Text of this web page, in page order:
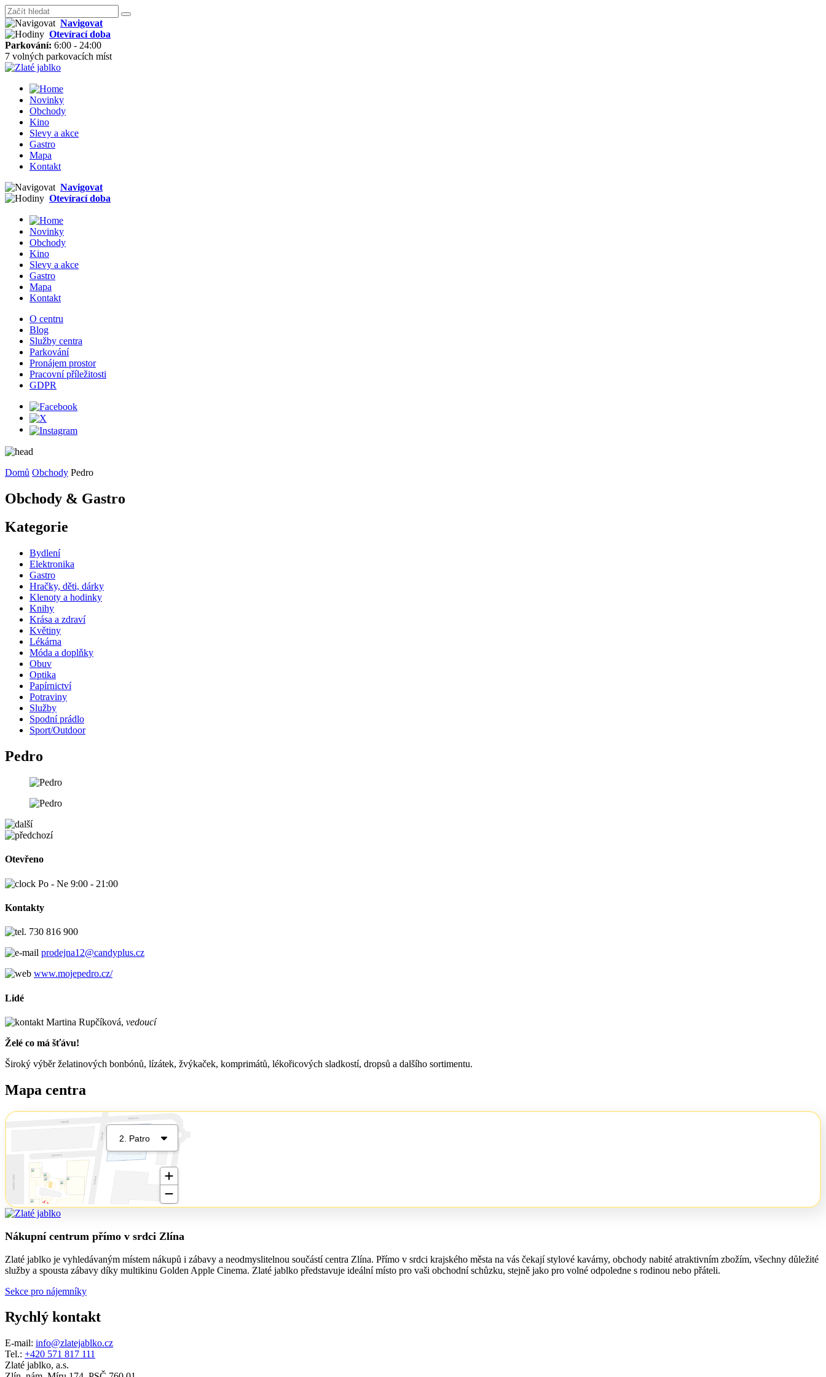
Navigovat
Otevírací doba
Parkování: 6:00 - 24:00
7 volných parkovacích míst
Novinky
Obchody
Kino
Slevy a akce
Gastro
Mapa
Kontakt
Navigovat
Otevírací doba
Novinky
Obchody
Kino
Slevy a akce
Gastro
Mapa
Kontakt
O centru
Blog
Služby centra
Parkování
Pronájem prostor
Pracovní příležitosti
GDPR
Domů Obchody Pedro
Obchody & Gastro
Kategorie
Bydlení
Elektronika
Gastro
Hračky, děti, dárky
Klenoty a hodinky
Knihy
Krása a zdraví
Květiny
Lékárna
Móda a doplňky
Obuv
Optika
Papírnictví
Potraviny
Služby
Spodní prádlo
Sport/Outdoor
Pedro
Otevřeno
Po - Ne 9:00 - 21:00
Kontakty
730 816 900
prodejna12@candyplus.cz
www.mojepedro.cz/
Lidé
Martina Rupčíková, vedoucí
Želé co má šťávu!
Široký výběr želatinových bonbónů, lízátek, žvýkaček, komprimátů, lékořicových sladkostí, dropsů a dalšího sortimentu.
Mapa centra
Nákupní centrum přímo v srdci Zlína
Zlaté jablko je vyhledávaným místem nákupů i zábavy a neodmyslitelnou součástí centra Zlína. Přímo v srdci krajského města na vás čekají stylové kavárny, obchody nabité atraktivním zbožím, všechny důležité
služby a spousta zábavy díky multikinu Golden Apple Cinema. Zlaté jablko představuje ideální místo pro vaši obchodní schůzku, stejně jako pro volné odpoledne s rodinou nebo přáteli.
Sekce pro nájemníky
Rychlý kontakt
E-mail: info@zlatejablko.cz
Tel.: +420 571 817 111
Zlaté jablko, a.s.